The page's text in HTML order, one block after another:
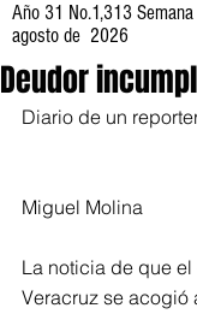
Año 31 No.1,313
agosto de 2026
Deudor
Diario de un
Miguel Molina
La noticia de que
Veracruz se acogió